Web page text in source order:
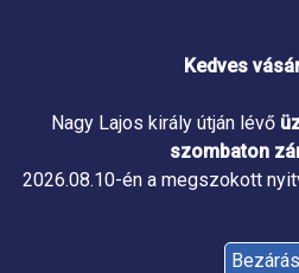
Kedves
Nagy Lajos király útján lévő
szombaton
2026.08.10-én a megszokott
Bezárás